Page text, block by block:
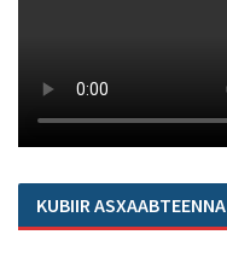
KUBIIR ASXAABTEENNA